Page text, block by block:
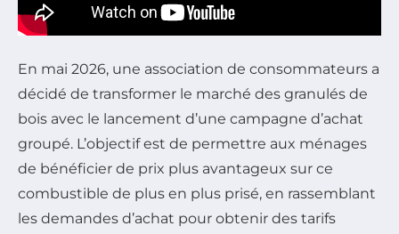
En mai 2026, une association de consommateurs a
décidé de transformer le marché des granulés de
bois avec le lancement d’une campagne d’achat
groupé. L’objectif est de permettre aux ménages
de bénéficier de prix plus avantageux sur ce
combustible de plus en plus prisé, en rassemblant
les demandes d’achat pour obtenir des tarifs